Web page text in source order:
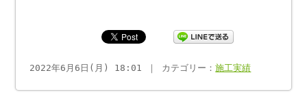
2022年6月6日(月) 18:01 ｜ カテゴリー：施工実績